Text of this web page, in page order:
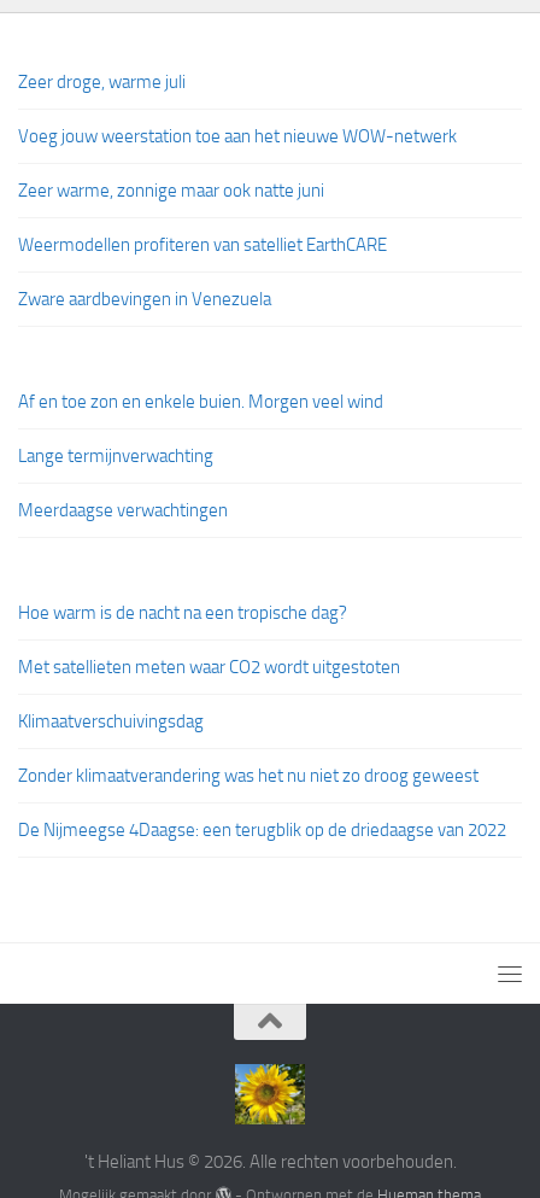
Zeer droge, warme juli
Voeg jouw weerstation toe aan het nieuwe WOW-netwerk
Zeer warme, zonnige maar ook natte juni
Weermodellen profiteren van satelliet EarthCARE
Zware aardbevingen in Venezuela
Af en toe zon en enkele buien. Morgen veel wind
Lange termijnverwachting
Meerdaagse verwachtingen
Hoe warm is de nacht na een tropische dag?
Met satellieten meten waar CO2 wordt uitgestoten
Klimaatverschuivingsdag
Zonder klimaatverandering was het nu niet zo droog geweest
De Nijmeegse 4Daagse: een terugblik op de driedaagse van 2022
't Heliant Hus © 2026. Alle rechten voorbehouden.